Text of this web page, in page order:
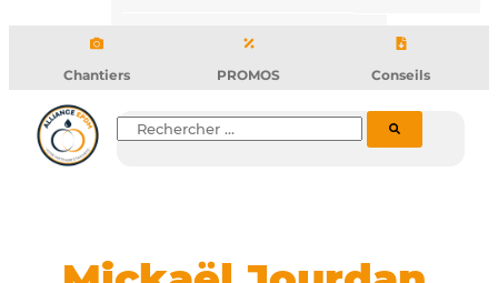
b
o
o
u
b d
n
Chantiers PROMOS Conseils
Rechercher